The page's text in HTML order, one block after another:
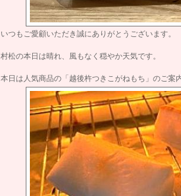
いつもご愛顧いただき誠にありがとうございます。
村松の本日は晴れ、風もなく穏やか天気です。
本日は人気商品の「越後杵つきこがねもち」のご案